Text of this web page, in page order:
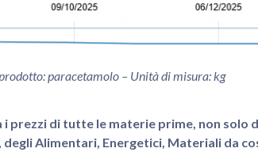
paracetamolo – Unità di misura: kg
i prezzi di tutte le materie prime, non
degli Alimentari, Energetici, Materiali da